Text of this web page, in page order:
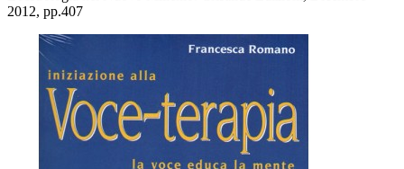
2012, pp.407